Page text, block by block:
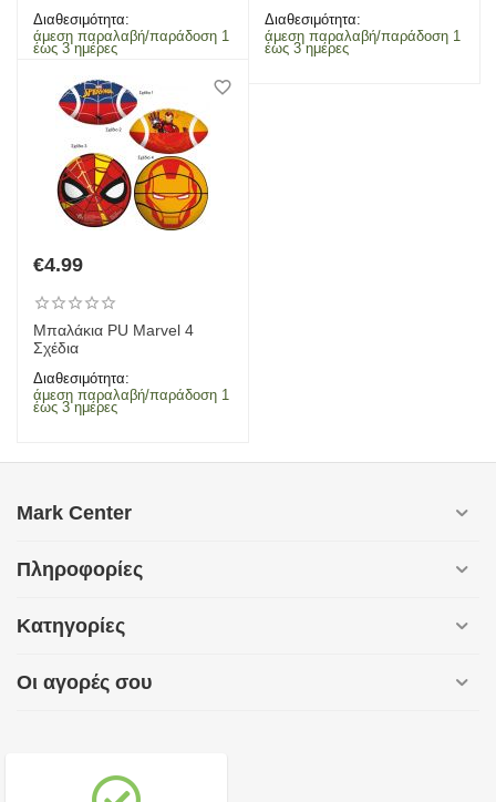
Διαθεσιμότητα:
άμεση παραλαβή/παράδοση 1
έως 3 ημέρες
Διαθεσιμότητα:
άμεση παραλαβή/παράδοση 1
έως 3 ημέρες
€4.99
Μπαλάκια PU Marvel 4
Σχέδια
Διαθεσιμότητα:
άμεση παραλαβή/παράδοση 1
έως 3 ημέρες
Mark Center
Πληροφορίες
Κατηγορίες
Οι αγορές σου